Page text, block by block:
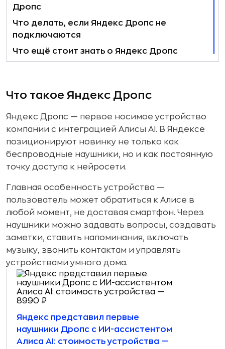
Дропс
Что делать, если Яндекс Дропс не
подключаются
Что ещё стоит знать о Яндекс Дропс
Что такое Яндекс Дропс
Яндекс Дропс — первое носимое устройство
компании с интеграцией Алисы AI. В Яндексе
позиционируют новинку не только как
беспроводные наушники, но и как постоянную
точку доступа к нейросети.
Главная особенность устройства —
пользователь может обратиться к Алисе в
любой момент, не доставая смартфон. Через
наушники можно задавать вопросы, создавать
заметки, ставить напоминания, включать
музыку, звонить контактам и управлять
устройствами умного дома.
Яндекс представил первые
наушники Дропс с ИИ-ассистентом
Алиса AI: стоимость устройства —